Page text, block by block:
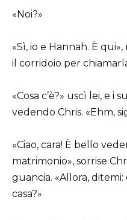
«Noi?»
«Sì, io e Hannah. È
il corridoio per
«Cosa c’è?» uscì lei, e i
vedendo Chris. «Ehm,
«Ciao, cara! È bello
matrimonio», sorrise
guancia. «Allora,
casa?»